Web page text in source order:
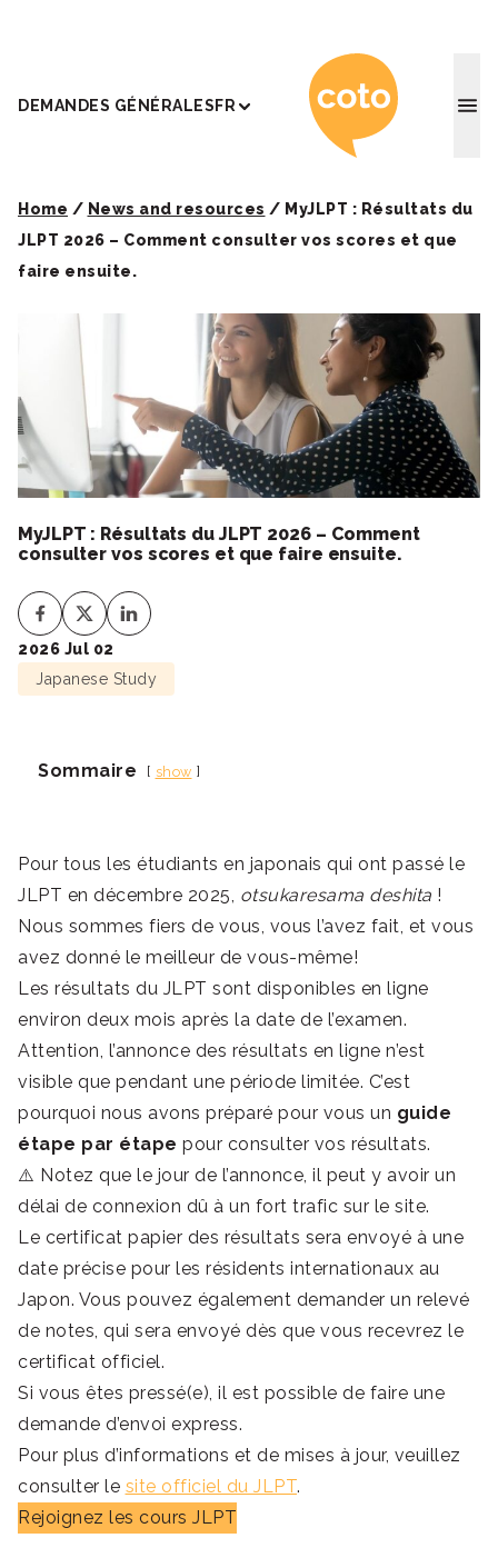
DEMANDES GÉNÉRALESFR Coto
Home / News and resources / MyJLPT : Résultats du
JLPT 2026 – Comment consulter vos scores et que
faire ensuite.
MyJLPT : Résultats du JLPT 2026 – Comment
consulter vos scores et que faire ensuite.
2026 Jul 02
Japanese Study
Sommaire show
Pour tous les étudiants en japonais qui ont passé le
JLPT en décembre 2025, otsukaresama deshita !
Nous sommes fiers de vous, vous l’avez fait, et vous
avez donné le meilleur de vous-même!
Les résultats du JLPT sont disponibles en ligne
environ deux mois après la date de l’examen.
Attention, l’annonce des résultats en ligne n’est
visible que pendant une période limitée. C’est
pourquoi nous avons préparé pour vous un guide
étape par étape pour consulter vos résultats.
⚠️ Notez que le jour de l’annonce, il peut y avoir un
délai de connexion dû à un fort trafic sur le site.
Le certificat papier des résultats sera envoyé à une
date précise pour les résidents internationaux au
Japon. Vous pouvez également demander un relevé
de notes, qui sera envoyé dès que vous recevrez le
certificat officiel.
Si vous êtes pressé(e), il est possible de faire une
demande d’envoi express.
Pour plus d’informations et de mises à jour, veuillez
consulter le site officiel du JLPT.
Rejoignez les cours JLPT